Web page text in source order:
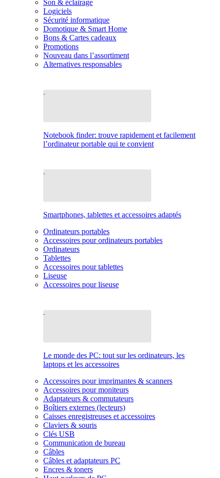
Son & éclairage
Logiciels
Sécurité informatique
Domotique & Smart Home
Bons & Cartes cadeaux
Promotions
Nouveau dans l’assortiment
Alternatives responsables
Notebook finder: trouve rapidement et facilement
l’ordinateur portable qui te convient
Smartphones, tablettes et accessoires adaptés
Ordinateurs portables
Accessoires pour ordinateurs portables
Ordinateurs
Tablettes
Accessoires pour tablettes
Liseuse
Accessoires pour liseuse
Le monde des PC: tout sur les ordinateurs, les
laptops et les accessoires
Accessoires pour imprimantes & scanners
Accessoires pour moniteurs
Adaptateurs & commutateurs
Boîtiers externes (lecteurs)
Caisses enregistreuses et accessoires
Claviers & souris
Clés USB
Communication de bureau
Câbles
Câbles et adaptateurs PC
Encres & toners